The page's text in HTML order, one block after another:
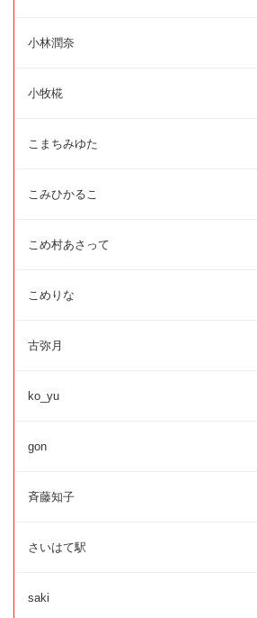
小林潤奈
小牧椛
こまちみゆた
こみひかるこ
こめ村あさって
こめりな
古弥月
ko_yu
gon
斉藤知子
さいはて駅
saki